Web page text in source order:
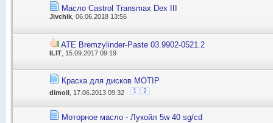
Масло Castrol Transmax Dex III
Jivchik , 06.06.2018 13:56
ATE Bremzylinder-Paste 03.9902-0521.2
ILIT , 15.09.2017 09:19
Краска для дисков MOTIP
dimoil , 17.06.2013 09:32 1 2
Моторное масло - Лукойл 5w 40 sg/cd